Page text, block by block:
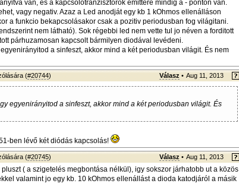
van, és a kapcsolotranzisztorok emittere mindig a - ponton van.
vagy negativ. Azaz a Led anodját egy kb 1 kOhmos ellenálláson
a funkcio bekapcsolásakor csak a pozitiv periodusban fog világitani.
nem látható). Sok régebbi led nem vette tul jo néven a forditott
párhuzamosan kapcsolt bármilyen diodával levédeni.
a sinfeszt, akkor mind a két periodusban világit. És nem
(#20744) Válasz • Aug 11, 2013
egyenirányitod a sinfeszt, akkor mind a két periodusban világit. És
ben lévő két diódás kapcsolás!
(#20745) Válasz • Aug 11, 2013
( a szigetelés megbontása nélkül), igy sokszor járhatobb ut a közös
valamint jo egy kb. 10 kOhmos ellenállást a dioda katodjáról a másik